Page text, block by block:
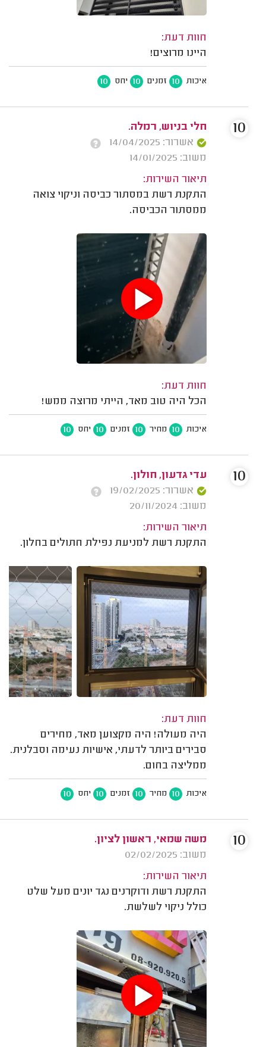
חוות דעת:
היינו מרוצים!
איכות 10 זמנים 10 יחס 10
חלי בניוש, רמלה.
אשרור: 14/04/2025
משוב: 14/01/2025
תיאור השירות:
התקנת רשת במסתור כביסה וניקוי צואה
ממסתור הכביסה.
חוות דעת:
הכל היה טוב מאד, הייתי מרוצה ממש!
איכות 10 מחיר 10 זמנים 10 יחס 10
10
עדי גדעון, חולון.
אשרור: 19/02/2025
משוב: 20/11/2024
תיאור השירות:
התקנת רשת למניעת נפילת חתולים בחלון.
חוות דעת:
היה מעולה! היה מקצוען מאד, מחירים
סבירים ביותר לדעתי, אישיות נעימה וסבלנית.
ממליצה בחום.
איכות 10 מחיר 10 זמנים 10 יחס 10
10
משה שמאי, ראשון לציון.
משוב: 02/02/2025
תיאור השירות:
התקנת רשת ודוקרנים נגד יונים מעל שלט
כולל ניקוי לשלשת.
10